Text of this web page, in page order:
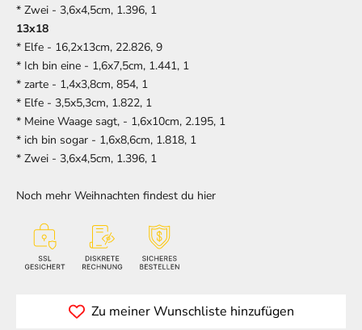
* Zwei - 3,6x4,5cm, 1.396, 1
13x18
* Elfe - 16,2x13cm, 22.826, 9
* Ich bin eine - 1,6x7,5cm, 1.441, 1
* zarte - 1,4x3,8cm, 854, 1
* Elfe - 3,5x5,3cm, 1.822, 1
* Meine Waage sagt, - 1,6x10cm, 2.195, 1
* ich bin sogar - 1,6x8,6cm, 1.818, 1
* Zwei - 3,6x4,5cm, 1.396, 1
Noch mehr Weihnachten findest du hier
Zu meiner Wunschliste hinzufügen